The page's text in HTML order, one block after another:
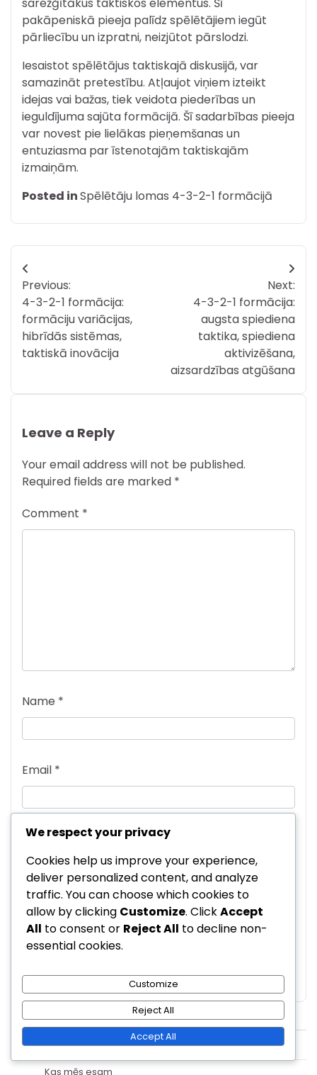
sarežģītākus taktiskos elementus. Šī
pakāpeniskā pieeja palīdz spēlētājiem iegūt
pārliecību un izpratni, neizjūtot pārslodzi.
Iesaistot spēlētājus taktiskajā diskusijā, var
samazināt pretestību. Atļaujot viņiem izteikt
idejas vai bažas, tiek veidota piederības un
ieguldījuma sajūta formācijā. Šī sadarbības pieeja
var novest pie lielākas pieņemšanas un
entuziasma par īstenotajām taktiskajām
izmaiņām.
Posted inSpēlētāju lomas 4-3-2-1 formācijā
Post
navigation
Previous:
4-3-2-1 formācija:
formāciju variācijas,
hibrīdās sistēmas,
taktiskā inovācija
Next:
4-3-2-1 formācija:
augsta spiediena
taktika, spiediena
aktivizēšana,
aizsardzības atgūšana
Leave a Reply
Your email address will not be published.
Required fields are marked *
Comment *
Name *
Email *
Website
Save my name, email, and website in this
browser for the next time I comment.
Viss saturs
Kas mēs esam
We respect your privacy
Cookies help us improve your experience,
deliver personalized content, and analyze
traffic. You can choose which cookies to
allow by clicking Customize. ClickAccept
All to consent or Reject All to decline non-
essential cookies.
Customize
Reject All
Accept All